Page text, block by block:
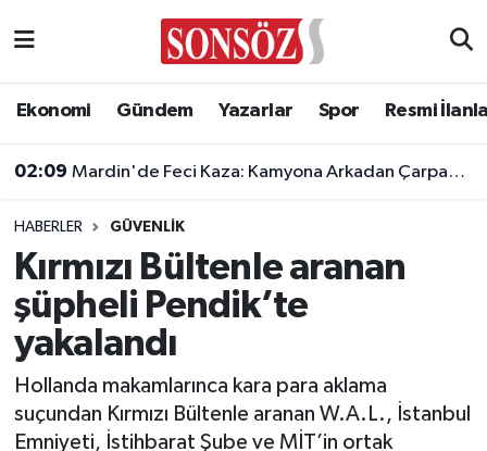
Ekonomi Gündem Yazarlar Spor Resmi
02:09 Mardin'de Feci Kaza: Kamyona Arkadan Çarpan Otomobilde 1 Ölü, 2 Ağır Yaralı
HABERLER GÜVENLIK
Kırmızı Bültenle aranan
şüpheli Pendik’te
yakalandı
Hollanda makamlarınca kara para aklama
suçundan Kırmızı Bültenle aranan W.A.L., İstanbul
Emniyeti, İstihbarat Şube ve MİT’in ortak
Asayiş
Biyografi
Çevre
Diğer
Dünya
Ankara Nöbetçi Eczaneler
Ankara Trafik Yoğunluk Haritası
Süper Lig Puan Durumu ve Fikstür
Tüm Manşetler
Son Dakika Haberleri